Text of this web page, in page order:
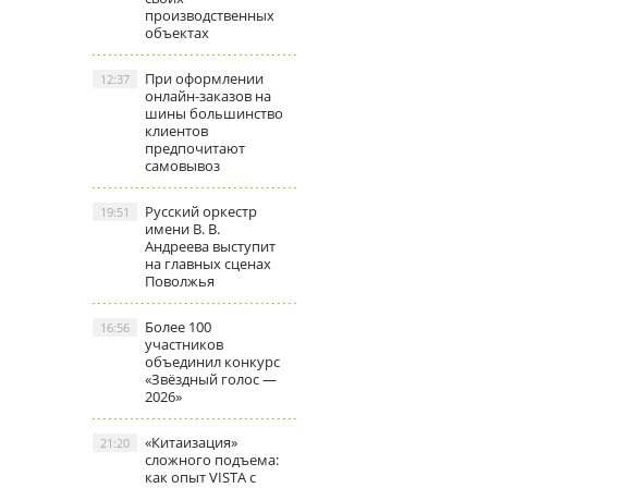
производственных
объектах
При оформлении
онлайн-заказов на
шины большинство
клиентов
предпочитают
самовывоз
12:37
Русский оркестр
имени В. В.
Андреева выступит
на главных сценах
Поволжья
19:51
Более 100
участников
объединил конкурс
«Звёздный голос —
2026»
16:56
«Китаизация»
сложного подъема:
как опыт VISTA с
21:20